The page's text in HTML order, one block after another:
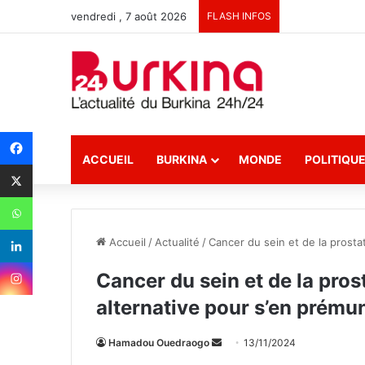
vendredi , 7 août 2026 FLASH INFOS
ACCUEIL BURKINA MONDE POLITIQUE
Accueil / Actualité /Cancer du sein et de la
Cancer du sein et de la
alternative pour s’en
Hamadou Ouedraogo 13/11/2024